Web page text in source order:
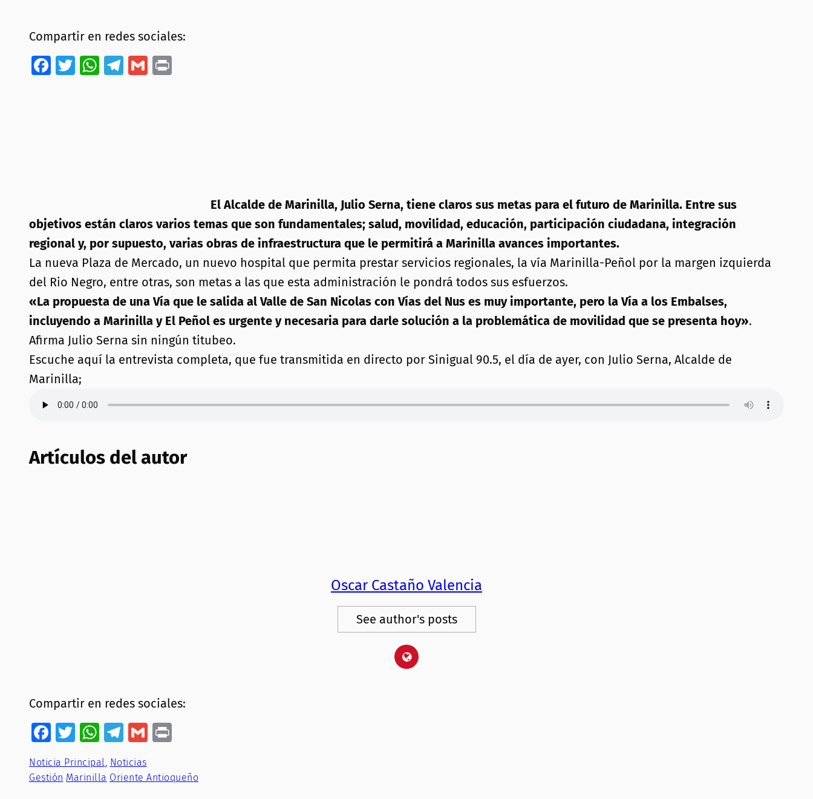
Compartir en redes sociales:
Facebook
Twitter
WhatsApp
Telegram
Gmail
El Alcalde de Marinilla, Julio Serna, tiene claros sus metas para el futuro de Marinilla. Entre sus
objetivos están claros varios temas que son fundamentales; salud, movilidad, educación, participación ciudadana, integración
regional y, por supuesto, varias obras de infraestructura que le permitirá a Marinilla avances importantes.
La nueva Plaza de Mercado, un nuevo hospital que permita prestar servicios regionales, la vía Marinilla-Peñol por la margen izquierda
del Rio Negro, entre otras, son metas a las que esta administración le pondrá todos sus esfuerzos.
«La propuesta de una Vía que le salida al Valle de San Nicolas con Vías del Nus es muy importante, pero la Vía a los Embalses,
incluyendo a Marinilla y El Peñol es urgente y necesaria para darle solución a la problemática de movilidad que se presenta hoy».
Afirma Julio Serna sin ningún titubeo.
Escuche aquí la entrevista completa, que fue transmitida en directo por Sinigual 90.5, el día de ayer, con Julio Serna, Alcalde de
Marinilla;
Artículos del autor
Oscar Castaño Valencia
See author's posts
Compartir en redes sociales:
Facebook
Twitter
WhatsApp
Telegram
Gmail
Noticia Principal, Noticias
Gestión Marinilla Oriente Antioqueño